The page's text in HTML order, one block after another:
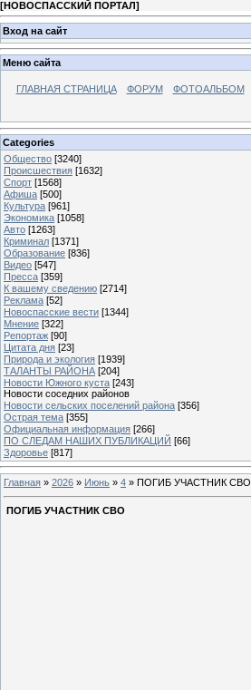
[НОВОСПАССКИЙ ПОРТАЛ]
Вход на сайт
Меню сайта
ГЛАВНАЯ СТРАНИЦА ФОРУМ ФОТОАЛЬБОМ
Categories
Общество [3240]
Происшествия [1632]
Спорт [1568]
Афиша [500]
Культура [961]
Экономика [1058]
Авто [1263]
Криминал [1371]
Образование [836]
Видео [547]
Пресса [359]
К вашему сведению [2714]
Реклама [52]
Новоспасские вести [1344]
Мнение [322]
Репортаж [90]
Цитата дня [23]
Природа и экология [1939]
ТАЛАНТЫ РАЙОНА [204]
Новости Южного куста [243]
Новости соседних районов
Новости сельских поселений района [356]
Острая тема [355]
Официальная информация [266]
ПО СЛЕДАМ НАШИХ ПУБЛИКАЦИЙ [66]
Здоровье [817]
Главная » 2026 » Июнь » 4 » ПОГИБ УЧАСТНИК СВО
ПОГИБ УЧАСТНИК СВО